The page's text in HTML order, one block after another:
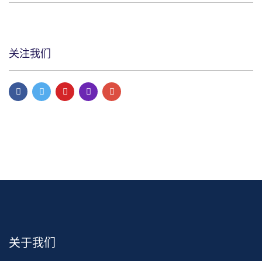
关注我们
关于我们